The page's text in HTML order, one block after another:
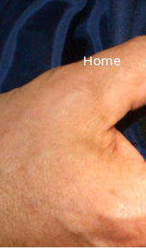
Home